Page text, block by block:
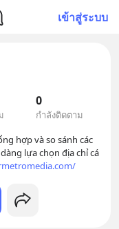
เข้าสู่ระบบ
0
กำลังติดตาม
hợp và so sánh các
lựa chọn địa chỉ cá